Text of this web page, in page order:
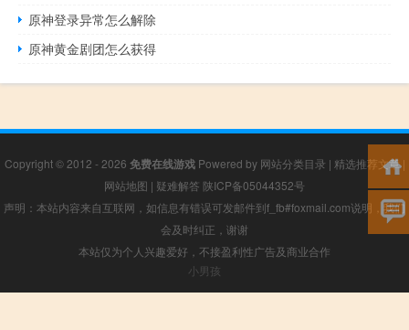
原神登录异常怎么解除
原神黄金剧团怎么获得
Copyright © 2012 - 2026 免费在线游戏Powered by 网站分类目录 | 精选推荐文章|
网站地图 | 疑难解答 陕ICP备05044352号
声明：本站内容来自互联网，如信息有错误可发邮件到f_fb#foxmail.com说明，我们
会及时纠正，谢谢
本站仅为个人兴趣爱好，不接盈利性广告及商业合作
小男孩